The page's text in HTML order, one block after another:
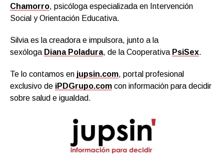
Chamorro, psicóloga especializada en Intervención
Social y Orientación Educativa.
Silvia es la creadora e impulsora, junto a la
sexóloga Diana Poladura, de la Cooperativa PsiSex.
Te lo contamos en jupsin.com, portal profesional
exclusivo de iPDGrupo.com con información para decidir
sobre salud e igualdad.